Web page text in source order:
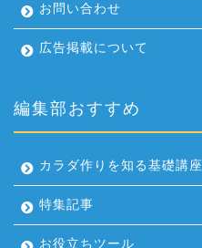
お問い合わせ
広告掲載について
編集部おすすめ
カラダ作りを知る基礎講座
特集記事
お役立ちツール